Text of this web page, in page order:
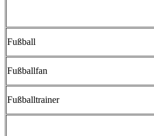
Fußball
Fußballfan
Fußballtrainer